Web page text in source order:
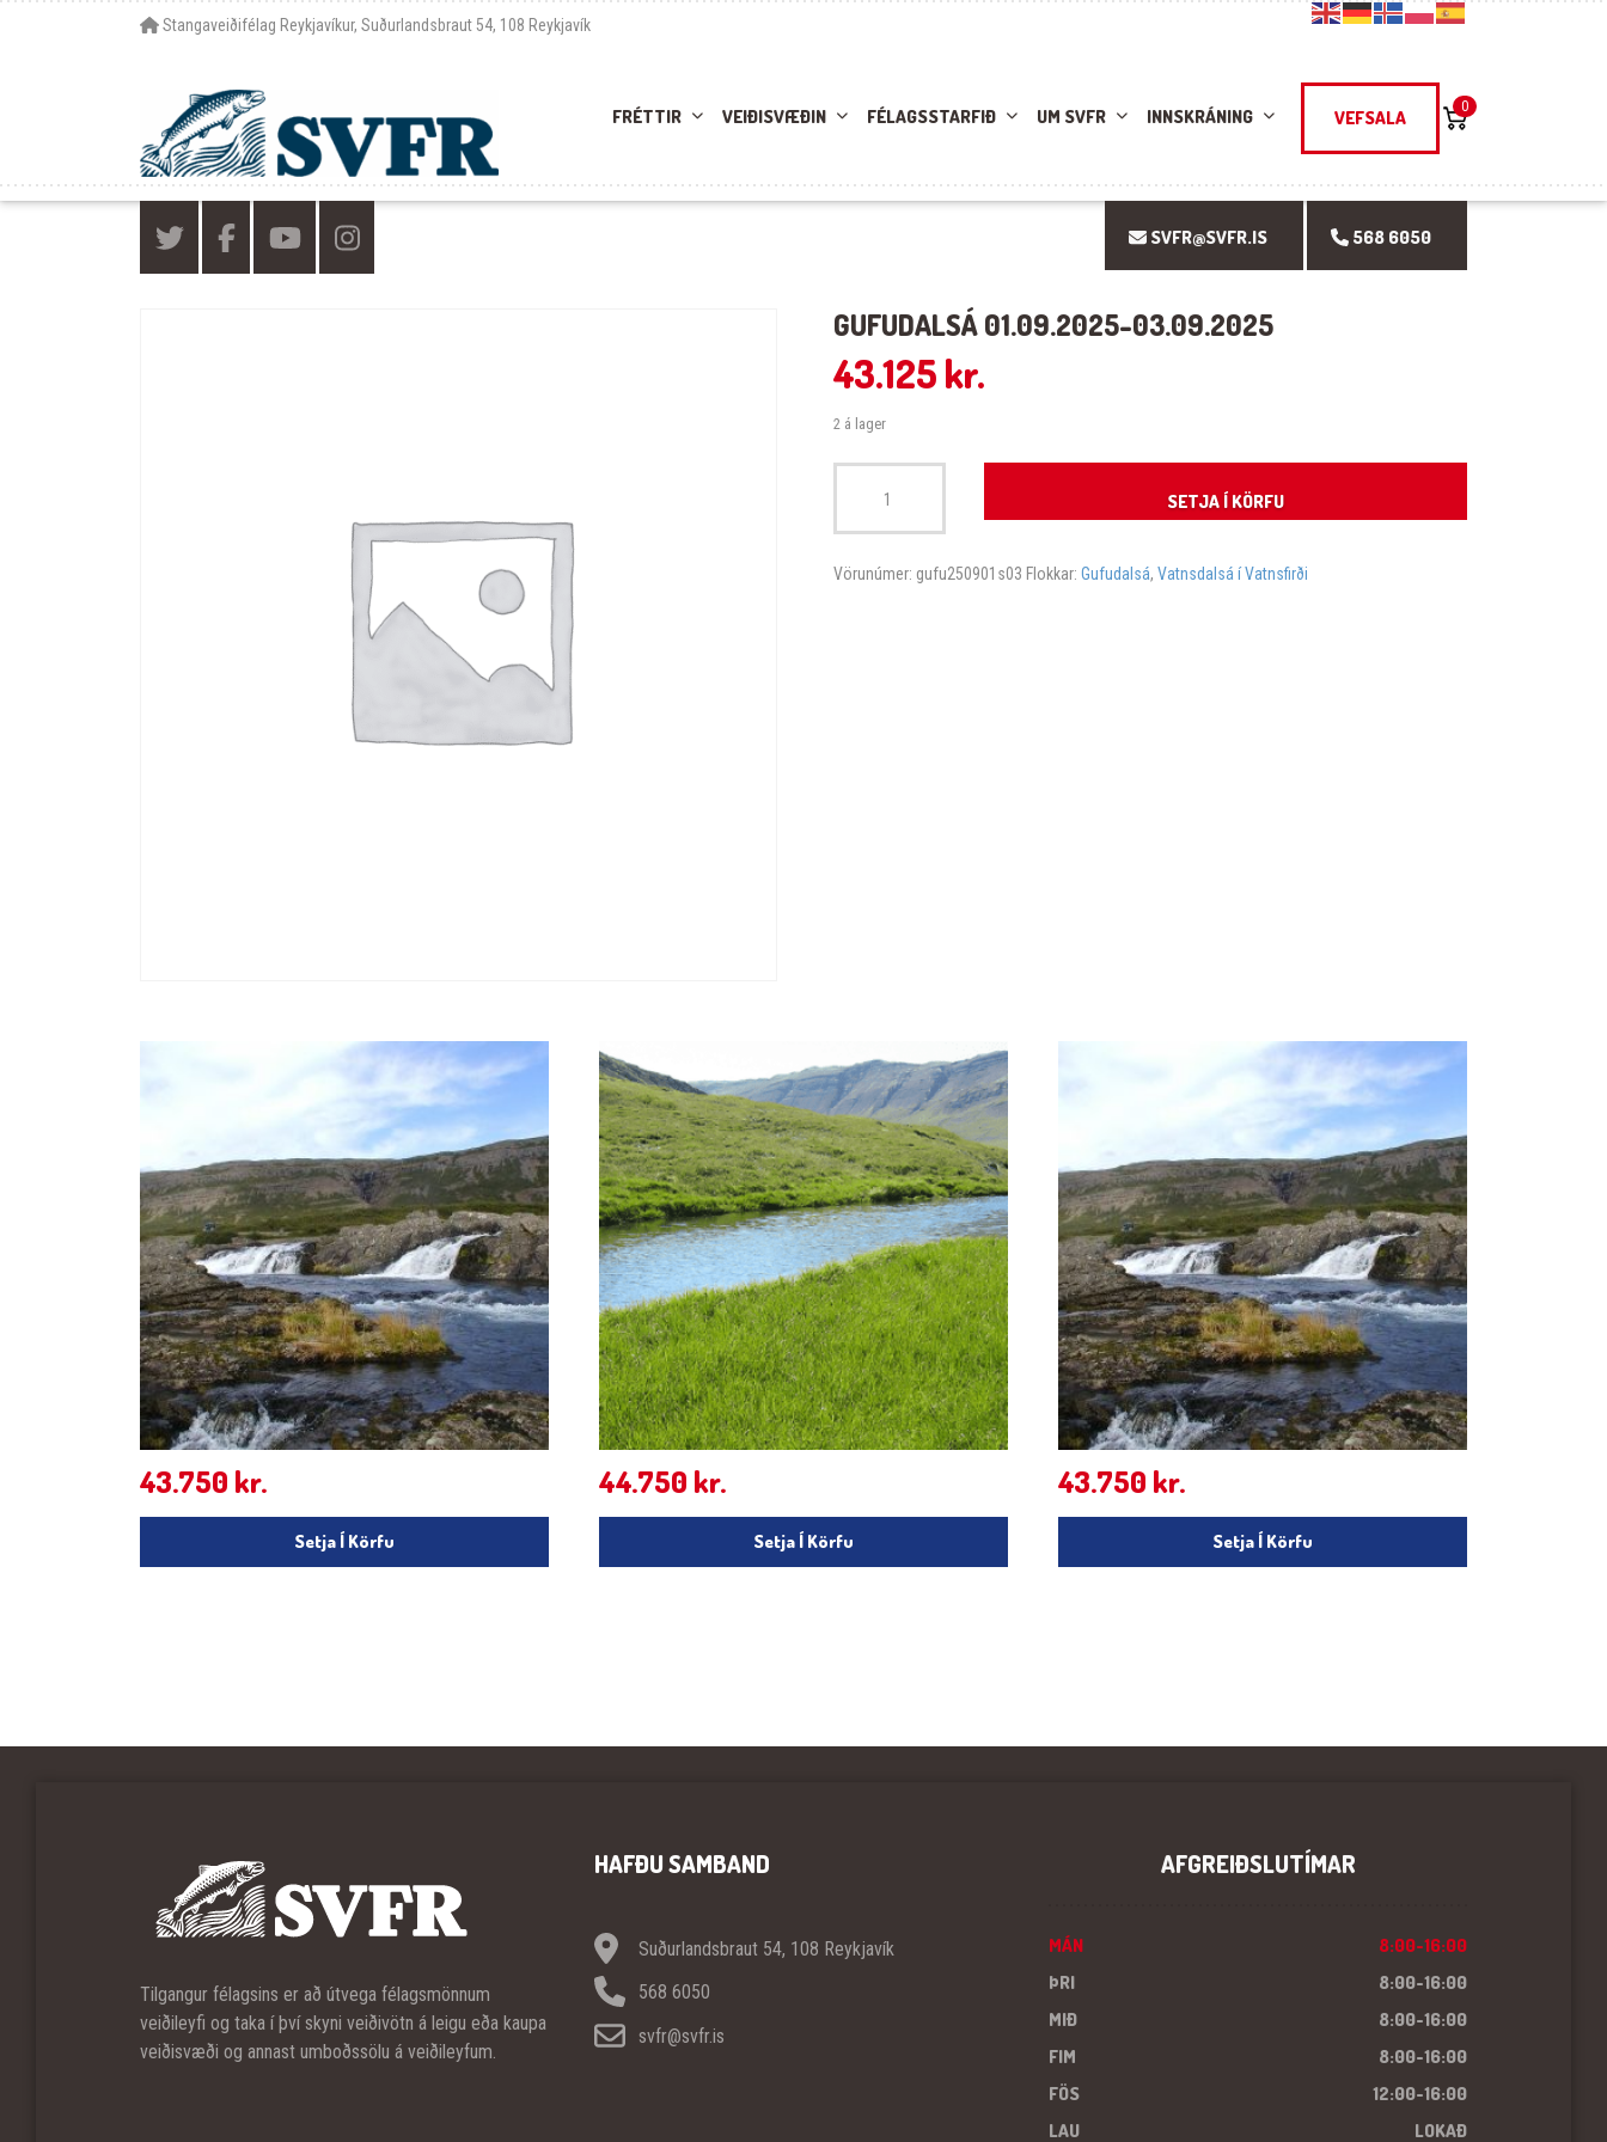
Stangaveiðifélag Reykjavíkur, Suðurlandsbraut 54, 108 Reykjavík
FRÉTTIR VEIÐISVÆÐIN FÉLAGSSTARFIÐ UM SVFR INNSKRÁNING VEFSALA
0
SVFR@SVFR.IS 568 6050
GUFUDALSÁ 01.09.2025-03.09.2025
43.125kr.
2 á lager
SETJA Í KÖRFU
Vörunúmer: gufu250901s03 Flokkar:Gufudalsá,Vatnsdalsá í Vatnsfirði
43.750 kr.
Setja Í Körfu
44.750 kr.
Setja Í Körfu
43.750 kr.
Setja Í Körfu
Tilgangur félagsins er að útvega félagsmönnum
veiðileyfi og taka í því skyni veiðivötn á leigu eða kaupa
veiðisvæði og annast umboðssölu á veiðileyfum.
HAFÐU SAMBAND
Suðurlandsbraut 54, 108 Reykjavík
568 6050
svfr@svfr.is
AFGREIÐSLUTÍMAR
MÁN
8:00-16:00
ÞRI
8:00-16:00
MIÐ
8:00-16:00
FIM
8:00-16:00
FÖS
12:00-16:00
LAU
LOKAÐ